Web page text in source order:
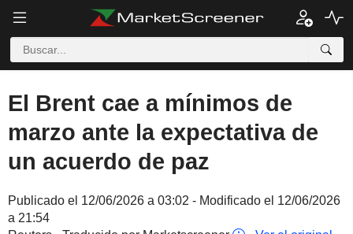
El Brent cae a mínimos de
marzo ante la expectativa de
un acuerdo de paz
Publicado el 12/06/2026 a 03:02 - Modificado el 12/06/2026
a 21:54